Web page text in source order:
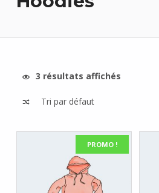
3 résultats affichés
PROMO !